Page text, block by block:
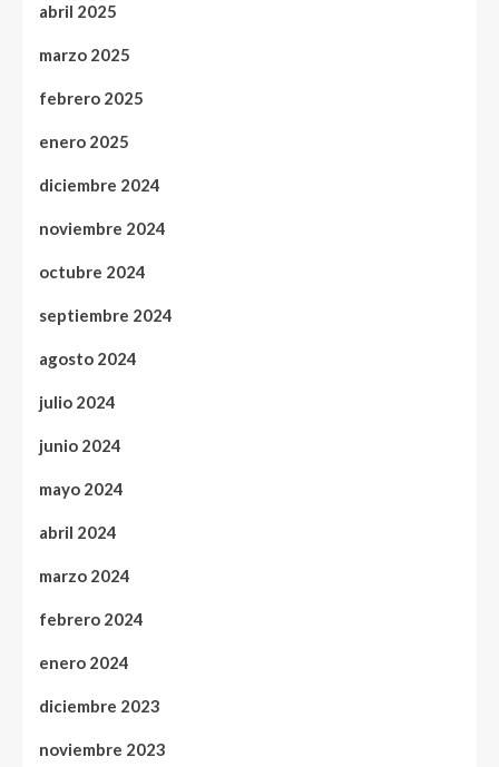
abril 2025
marzo 2025
febrero 2025
enero 2025
diciembre 2024
noviembre 2024
octubre 2024
septiembre 2024
agosto 2024
julio 2024
junio 2024
mayo 2024
abril 2024
marzo 2024
febrero 2024
enero 2024
diciembre 2023
noviembre 2023